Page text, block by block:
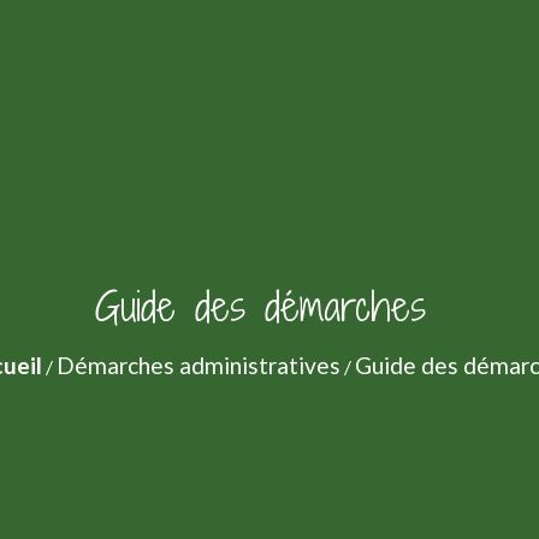
Guide des démarches
/ Démarches administratives / Guide des